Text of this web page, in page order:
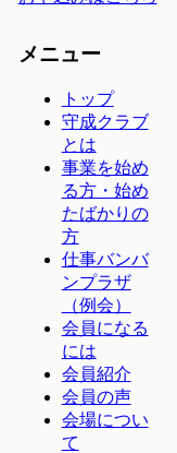
メニュー
トップ
守成クラブ
とは
事業を始め
る方・始め
たばかりの
方
仕事バンバ
ンプラザ
（例会）
会員になる
には
会員紹介
会員の声
会場につい
て